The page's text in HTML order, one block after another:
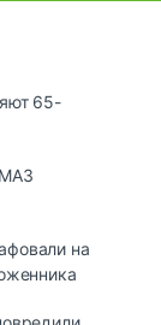
65-
на